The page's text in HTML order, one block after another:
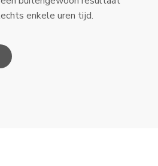
enkele uren tijd.